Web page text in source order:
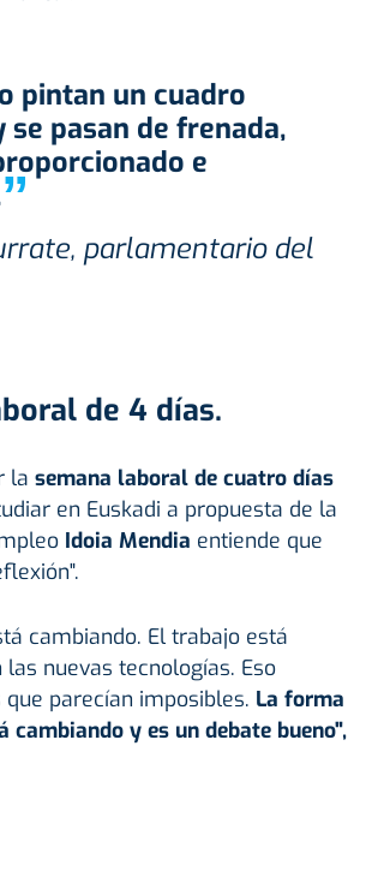
se pasan de frenada,
e
”
parlamentario del
de 4 días.
la semana laboral de cuatro días
en Euskadi a propuesta de la
Idoia Mendia entiende que
cambiando. El trabajo está
nuevas tecnologías. Eso
parecían imposibles. La forma
cambiando y es un debate bueno",